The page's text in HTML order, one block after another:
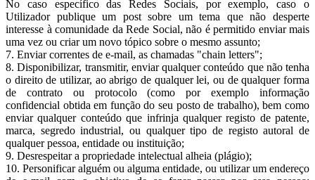
No caso específico das Redes Sociais, por exemplo, caso o
Utilizador publique um post sobre um tema que não desperte
interesse à comunidade da Rede Social, não é permitido enviar mais
uma vez ou criar um novo tópico sobre o mesmo assunto;
7. Enviar correntes de e-mail, as chamadas "chain letters";
8. Disponibilizar, transmitir, enviar qualquer conteúdo que não tenha
o direito de utilizar, ao abrigo de qualquer lei, ou de qualquer forma
de contrato ou protocolo (como por exemplo informação
confidencial obtida em função do seu posto de trabalho), bem como
enviar qualquer conteúdo que infrinja qualquer registo de patente,
marca, segredo industrial, ou qualquer tipo de registo autoral de
qualquer pessoa, entidade ou instituição;
9. Desrespeitar a propriedade intelectual alheia (plágio);
10. Personificar alguém ou alguma entidade, ou utilizar um endereço